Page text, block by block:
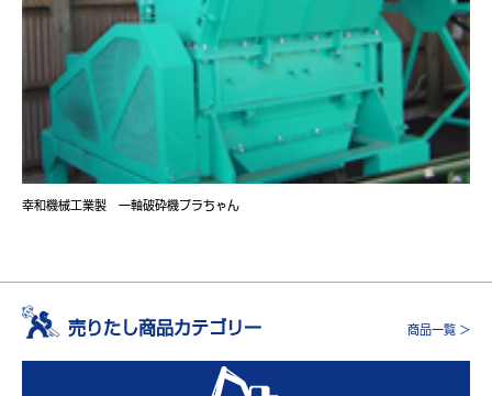
幸和機械工業製 一軸破砕機プラちゃん
売りたし商品カテゴリー 商品一覧 >